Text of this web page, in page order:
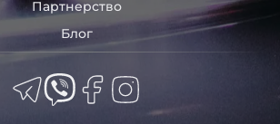
Партнерство
Блог